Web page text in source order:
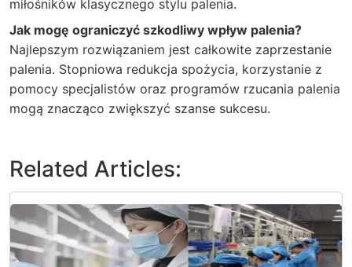
miłośników klasycznego stylu palenia.
Jak mogę ograniczyć szkodliwy wpływ palenia?
Najlepszym rozwiązaniem jest całkowite zaprzestanie
palenia. Stopniowa redukcja spożycia, korzystanie z
pomocy specjalistów oraz programów rzucania palenia
mogą znacząco zwiększyć szanse sukcesu.
Related Articles: